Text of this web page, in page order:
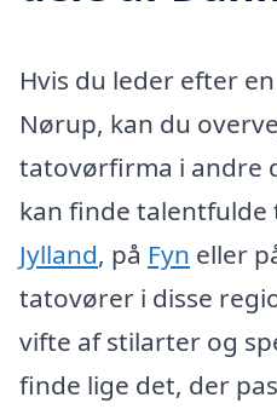
Hvis du leder efter
Nørup, kan du
tatovørfirma i andre
kan finde talentfulde
Jylland, på Fyn eller
tatovører i disse
vifte af stilarter og
finde lige det, der